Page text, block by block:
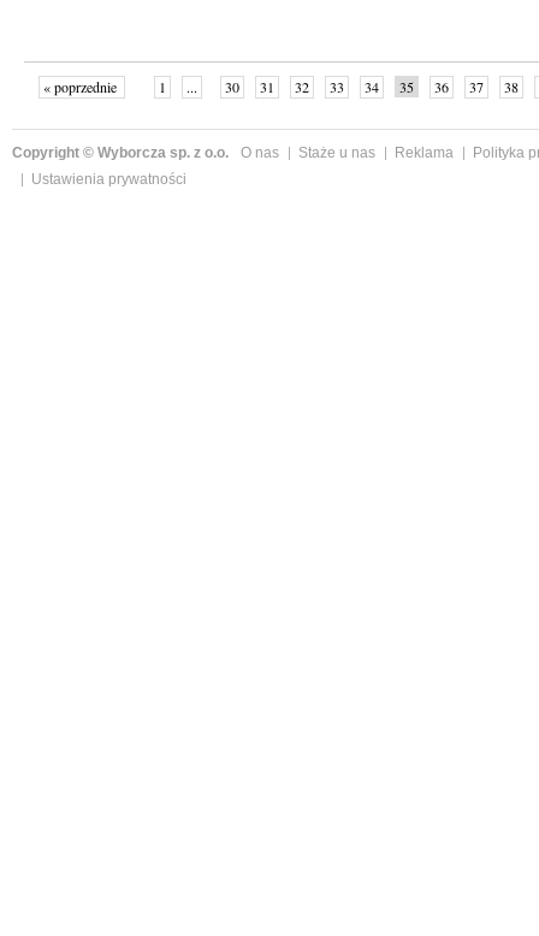
« poprzednie 1 ... 30 31 32 33 34 35 36 37 38
Copyright © Wyborcza sp. z o.o. O nas Staże u nas Reklama
Polityka
Ustawienia prywatności